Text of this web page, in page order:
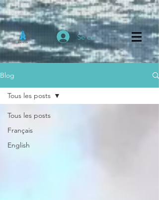
Se connecter
Blog
Tous les posts
Français
English
Tous les posts